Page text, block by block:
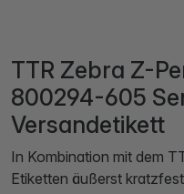
TTR Zebra Z-
800294-605
Versandetikett
In Kombination mit dem
Etiketten äußerst